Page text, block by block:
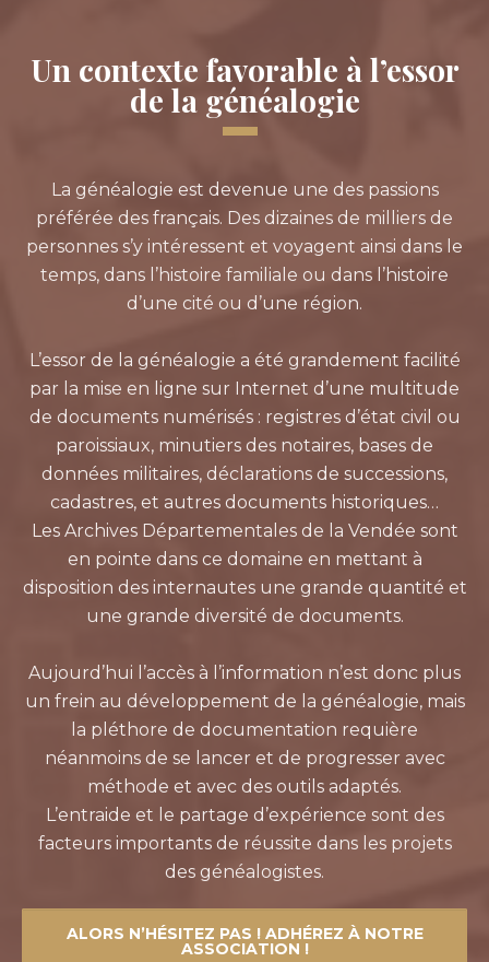
Un contexte favorable à l’essor
de la généalogie
La généalogie est devenue une des passions
préférée des français. Des dizaines de milliers de
personnes s’y intéressent et voyagent ainsi dans le
temps, dans l’histoire familiale ou dans l’histoire
d’une cité ou d’une région.
L’essor de la généalogie a été grandement facilité
par la mise en ligne sur Internet d’une multitude
de documents numérisés : registres d’état civil ou
paroissiaux, minutiers des notaires, bases de
données militaires, déclarations de successions,
cadastres, et autres documents historiques…
Les Archives Départementales de la Vendée sont
en pointe dans ce domaine en mettant à
disposition des internautes une grande quantité et
une grande diversité de documents.
Aujourd’hui l’accès à l’information n’est donc plus
un frein au développement de la généalogie, mais
la pléthore de documentation requière
néanmoins de se lancer et de progresser avec
méthode et avec des outils adaptés.
L’entraide et le partage d’expérience sont des
facteurs importants de réussite dans les projets
des généalogistes.
ALORS N’HÉSITEZ PAS ! ADHÉREZ À NOTRE
ASSOCIATION !